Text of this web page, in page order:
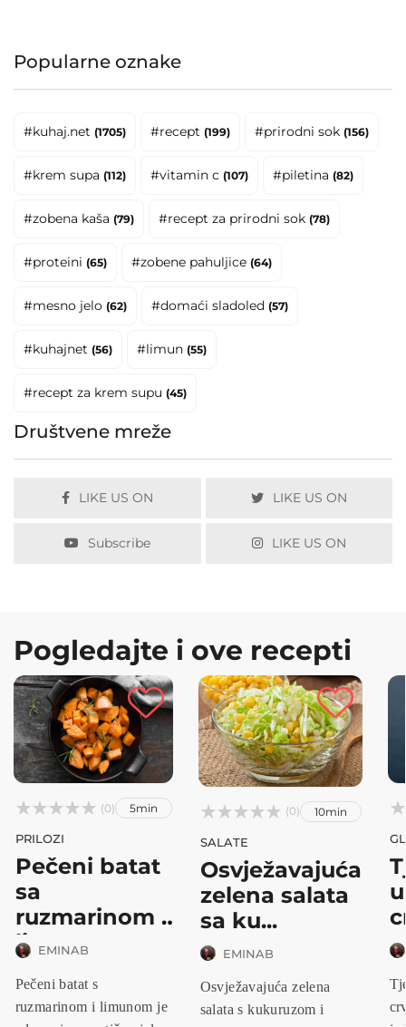
Popularne oznake
#kuhaj.net (1705) #recept (199) #prirodni sok (156)
#krem supa (112) #vitamin c (107) #piletina (82)
#zobena kaša (79) #recept za prirodni sok (78)
#proteini (65) #zobene pahuljice (64)
#mesno jelo (62) #domaći sladoled (57)
#kuhajnet (56) #limun (55)
#recept za krem supu (45)
Društvene mreže
LIKE US ON LIKE US ON
Subscribe LIKE US ON
Pogledajte i ove recepti


 (0) 5min
PRILOZI
Pečeni batat
sa
ruzmarinom i
limu...
EMINAB
Pečeni batat s
ruzmarinom i limunom je


 (0) 10min
SALATE
Osvježavajuća
zelena salata
sa ku...
EMINAB
Osvježavajuća zelena
salata s kukuruzom i